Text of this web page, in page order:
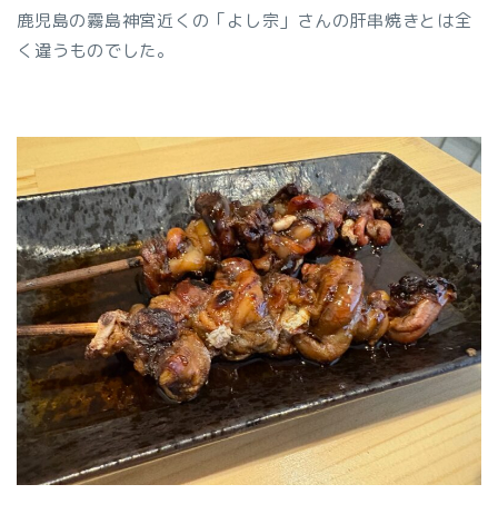
鹿児島の霧島神宮近くの「よし宗」さんの肝串焼きとは全
く違うものでした。